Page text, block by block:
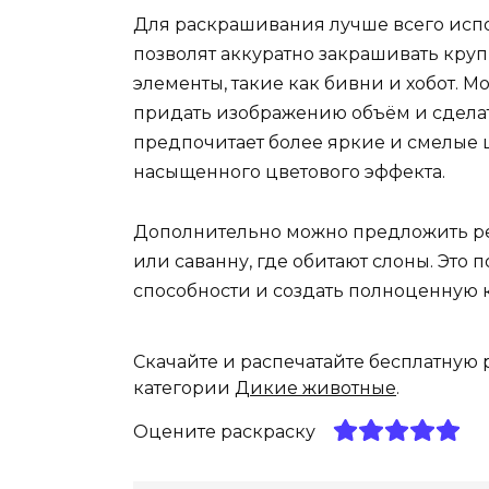
Для раскрашивания лучше всего
позволят аккуратно закрашивать
элементы, такие как бивни и хобот.
придать изображению объём и
предпочитает более яркие и смелые
насыщенного цветового эффекта.
Дополнительно можно предложить
или саванну, где обитают слоны. Это
способности и создать полноценную
Скачайте и распечатайте
категории Дикие животные.
Оцените раскраску